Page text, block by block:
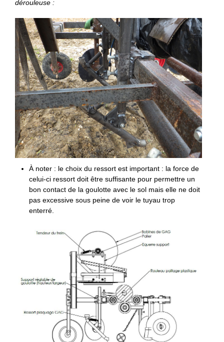
dérouleuse :
À noter : le choix du ressort est important : la force de
celui-ci ressort doit être suffisante pour permettre un
bon contact de la goulotte avec le sol mais elle ne doit
pas excessive sous peine de voir le tuyau trop
enterré.